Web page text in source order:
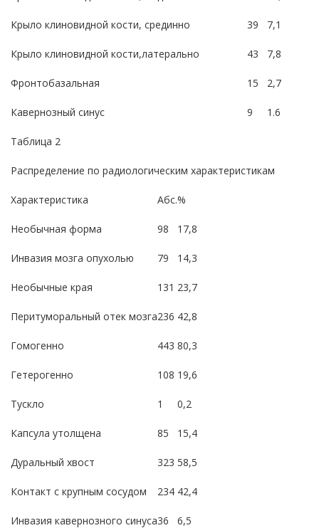
Крыло клиновидной кости, срединно 39 7,1
Крыло клиновидной кости,латерально 43 7,8
Фронтобазальная 15 2,7
Кавернозный синус 9 1.6
Таблица 2
Распределение по радиологическим характеристикам
Характеристика Абс.%
Необычная форма 98 17,8
Инвазия мозга опухолью 79 14,3
Необычные края 131 23,7
Перитуморальный отек мозга236 42,8
Гомогенно 443 80,3
Гетерогенно 108 19,6
Тускло 1 0,2
Капсула утолщена 85 15,4
Дуральный хвост 323 58,5
Контакт с крупным сосудом 234 42,4
Инвазия кавернозного синуса36 6,5